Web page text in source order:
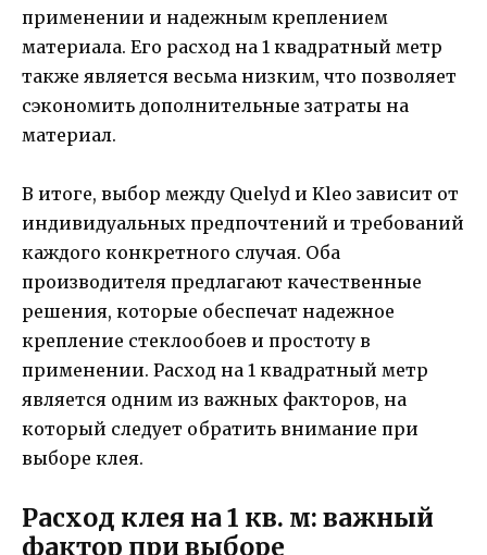
применении и надежным креплением
материала. Его расход на 1 квадратный метр
также является весьма низким, что позволяет
сэкономить дополнительные затраты на
материал.
В итоге, выбор между Quelyd и Kleo зависит от
индивидуальных предпочтений и требований
каждого конкретного случая. Оба
производителя предлагают качественные
решения, которые обеспечат надежное
крепление стеклообоев и простоту в
применении. Расход на 1 квадратный метр
является одним из важных факторов, на
который следует обратить внимание при
выборе клея.
Расход клея на 1 кв. м: важный
фактор при выборе